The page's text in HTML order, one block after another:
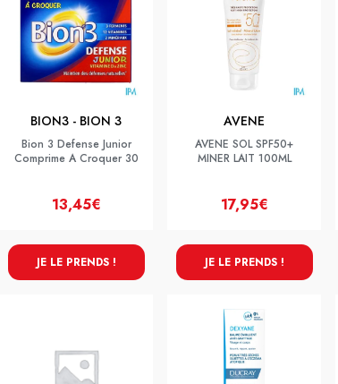
BION3 - BION 3
Bion 3 Defense Junior
Comprime A Croquer 30
13,45€
JE LE PRENDS !
AVENE
AVENE SOL SPF50+
MINER LAIT 100ML
17,95€
JE LE PRENDS !